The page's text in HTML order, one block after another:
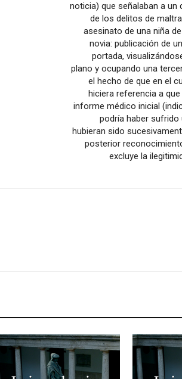
noticia) que señalaban a
de los delitos de
asesinato de una niña
novia: publicación de
portada,
plano y ocupando una
el hecho de que en el
hiciera referencia a
informe médico inicial
podría haber sufrido
hubieran sido
posterior
excluye la